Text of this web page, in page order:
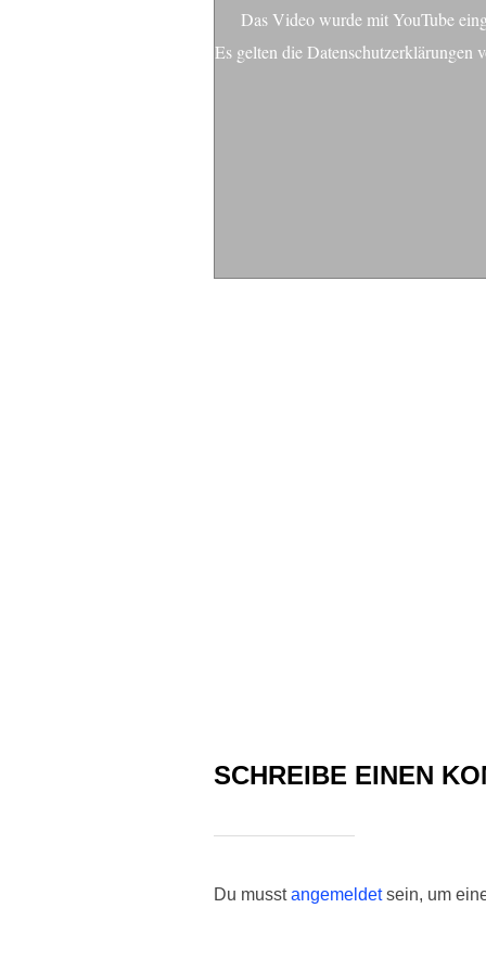
Das Video wurde mit YouTube
Es gelten die Datenschutzerklärungen
SCHREIBE EINEN
Du musstangemeldetsein, um